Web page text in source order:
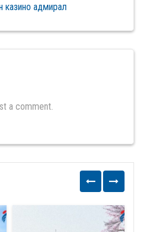
казино адмирал
a comment.